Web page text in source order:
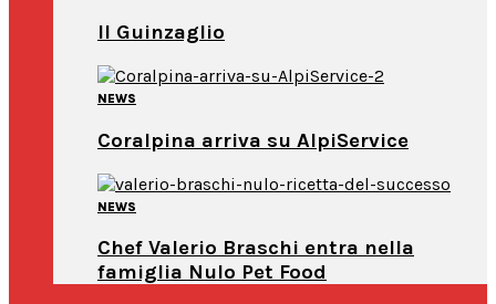
Il Guinzaglio
NEWS
Coralpina arriva su AlpiService
NEWS
Chef Valerio Braschi entra nella
famiglia Nulo Pet Food